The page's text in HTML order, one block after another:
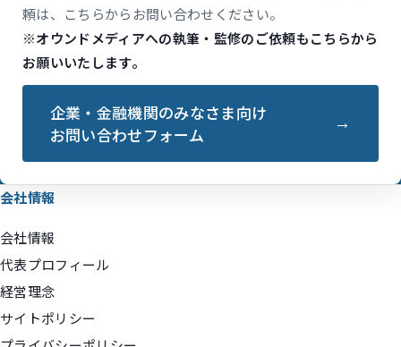
頼は、こちらからお問い合わせください。
※オウンドメディアへの執筆・監修のご依頼もこちらから
お願いいたします。
企業・金融機関のみなさま向け
お問い合わせフォーム
会社情報
会社情報
代表プロフィール
経営理念
サイトポリシー